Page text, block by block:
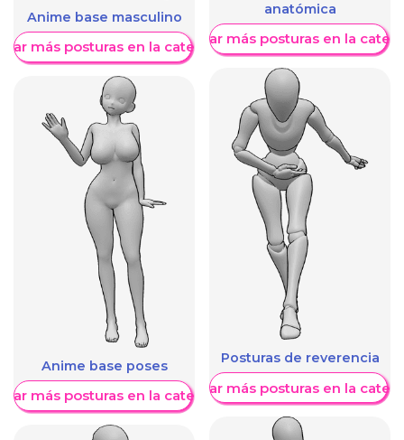
Anime base masculino
más posturas en la categoría
Anime base poses
más posturas en la categoría
anatómica
Mostrar más posturas en la
Posturas de reverencia
Mostrar más posturas en la